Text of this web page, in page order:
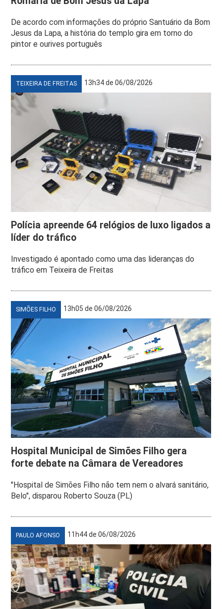
De acordo com informações do próprio Santuário da Bom
Jesus da Lapa, a história do templo gira em torno do
pintor e ourives português
TEIXEIRA DE FREITAS 13h34 de 06/08/2026
Polícia apreende 64 relógios de luxo ligados a
líder do tráfico
Investigado é apontado como uma das lideranças do
tráfico em Teixeira de Freitas
SIMÕES FILHO 13h05 de 06/08/2026
Hospital Municipal de Simões Filho gera
forte debate na Câmara de Vereadores
"Hospital de Simões Filho não tem nem o alvará sanitário,
Belo", disparou Roberto Souza (PL)
PAULO AFONSO 11h44 de 06/08/2026